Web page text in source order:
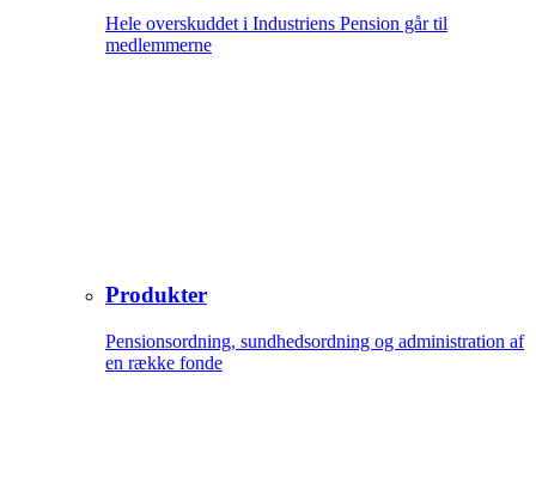
Hele overskuddet i Industriens Pension går til
medlemmerne
Produkter
Pensionsordning, sundhedsordning og administration af
en række fonde